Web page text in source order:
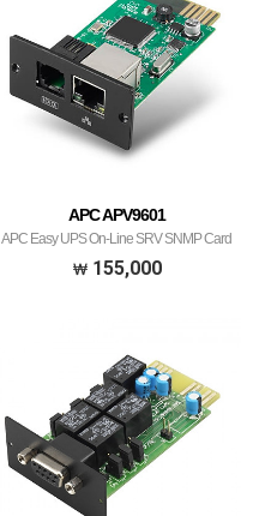
APC APV9601
APC Easy UPS On-Line SRV SNMP Card
155,000